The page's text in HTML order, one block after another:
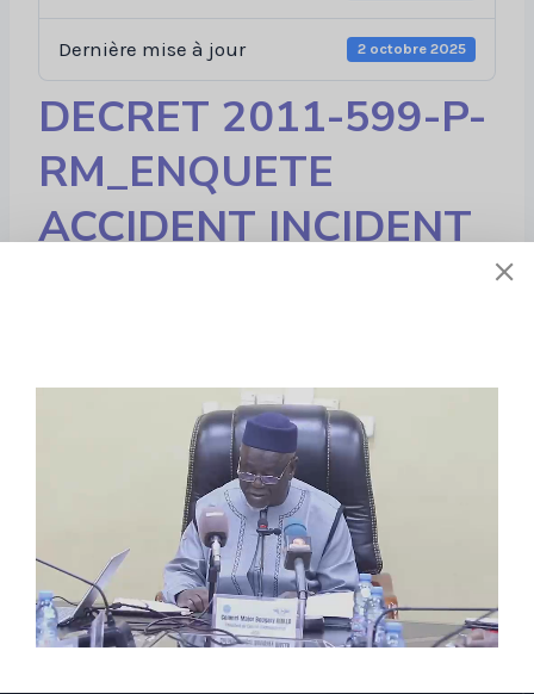
Dernière mise à jour 2 octobre 2025
DECRET 2011-599-P-
RM_ENQUETE
ACCIDENT INCIDENT
À propos de nous
Réglementions
E-services